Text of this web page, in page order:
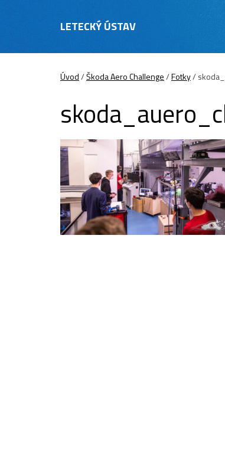
LETECKÝ ÚSTAV
Úvod/Škoda Aero Challenge/Fotky/